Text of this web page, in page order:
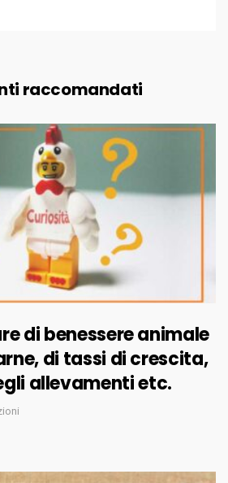
raccomandati
di benessere animale
di tassi di crescita,
allevamenti etc.